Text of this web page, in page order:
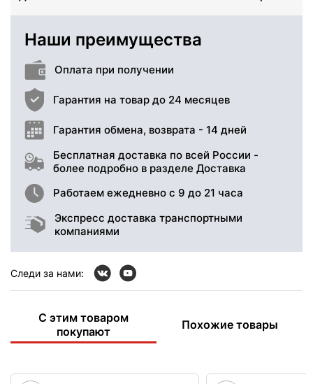
Наши преимущества
Оплата при получении
Гарантия на товар до 24 месяцев
Гарантия обмена, возврата - 14 дней
Бесплатная доставка по всей России -
более подробно в разделе Доставка
Работаем ежедневно с 9 до 21 часа
Экспресс доставка транспортными
компаниями
Следи за нами:
С этим товаром
покупают
Похожие товары